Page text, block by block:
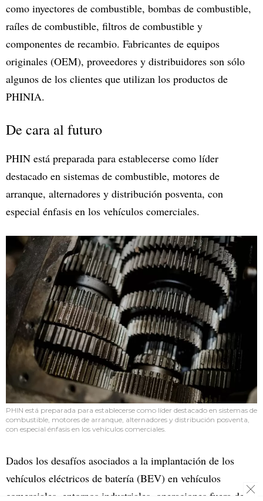
como inyectores de combustible, bombas de combustible,
raíles de combustible, filtros de combustible y
componentes de recambio. Fabricantes de equipos
originales (OEM), proveedores y distribuidores son sólo
algunos de los clientes que utilizan los productos de
PHINIA.
De cara al futuro
PHIN está preparada para establecerse como líder
destacado en sistemas de combustible, motores de
arranque, alternadores y distribución posventa, con
especial énfasis en los vehículos comerciales.
PHIN está preparada para establecerse como líder destacado en sistemas de
combustible, motores de arranque, alternadores y distribución posventa,
con especial énfasis en los vehículos comerciales.
Dados los desafíos asociados a la implantación de los
vehículos eléctricos de batería (BEV) en vehículos
comerciales, entornos industriales, operaciones fuera de